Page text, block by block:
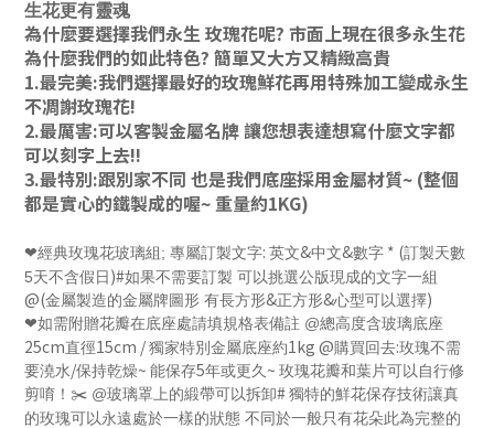
生花更有靈魂
為什麼要選擇我們永生 玫瑰花呢? 市面上現在很多永生花
為什麼我們的如此特色? 簡單又大方又精緻高貴
1.最完美:我們選擇最好的玫瑰鮮花再用特殊加工變成永生
不凋謝玫瑰花!
2.最厲害:可以客製金屬名牌 讓您想表達想寫什麼文字都
可以刻字上去!!
3.最特別:跟別家不同 也是我們底座採用金屬材質~ (整個
都是實心的鐵製成的喔~重量約1KG)
❤經典玫瑰花玻璃組; 專屬訂製文字: 英文&中文&數字 * (訂製天數
5天不含假日)#如果不需要訂製 可以挑選公版現成的文字一組
@(金屬製造的金屬牌圖形 有長方形&正方形&心型可以選擇)
❤如需附贈花瓣在底座處請填規格表備註 @總高度含玻璃底座
25cm直徑15cm /獨家特別金屬底座約1kg @購買回去:玫瑰不需
要澆水/保持乾燥~ 能保存5年或更久 ~ 玫瑰花瓣和葉片可以自行修
剪唷！ ✂ ️ @玻璃罩上的緞帶可以拆卸#獨特的鮮花保存技術讓真
的玫瑰可以永遠處於一樣的狀態 不同於一般只有花朵此為完整的